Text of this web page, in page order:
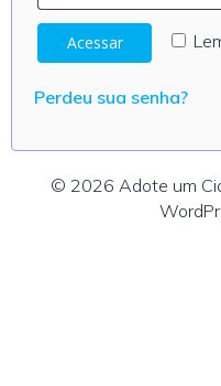
Acessar
Perdeu sua senha?
© 2026 Adote um